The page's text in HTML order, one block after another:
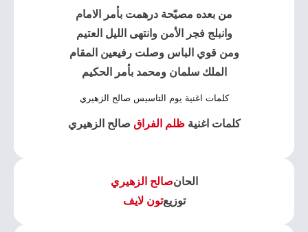
من بعده مصيّحة درهمت بأمر الامام
وانبلج فجر الأمن وانتهى الليل العتيم
ومن قوي الباس وصلت رفيعين المقام
الملك سلمان ومحمد بأمر الحكيم
كلمات اغنية يوم التاسيس صالح الزهيري
كلمات اغنيةظلم الفراق صالح الزهيري
الحانصالح الزهيري
توزيعتون لايف